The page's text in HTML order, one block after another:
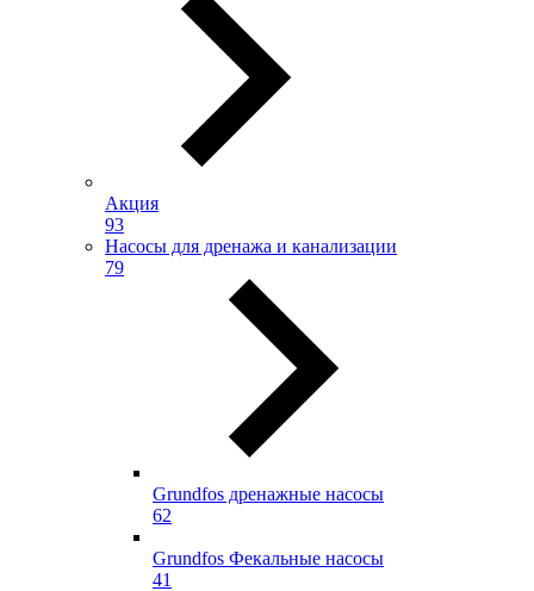
Акция
93
Насосы для дренажа и канализации
79
Grundfos дренажные насосы
62
Grundfos Фекальные насосы
41